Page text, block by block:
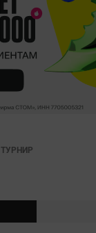
ТУРНИР